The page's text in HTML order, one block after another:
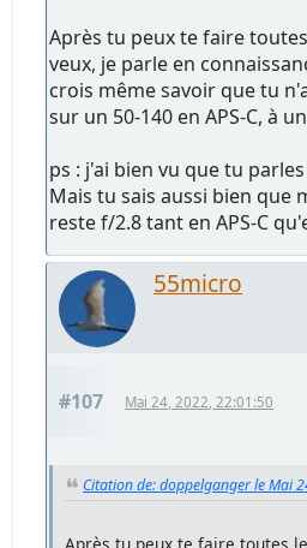
Après tu peux te faire
veux, je parle en
crois même savoir que tu
sur un 50-140 en APS-C, à
ps : j'ai bien vu que tu
Mais tu sais aussi bien que
reste f/2.8 tant en APS-C
55micro
#107 Mai 24, 2022, 22:01:50
Citation de: doppelganger le Mai